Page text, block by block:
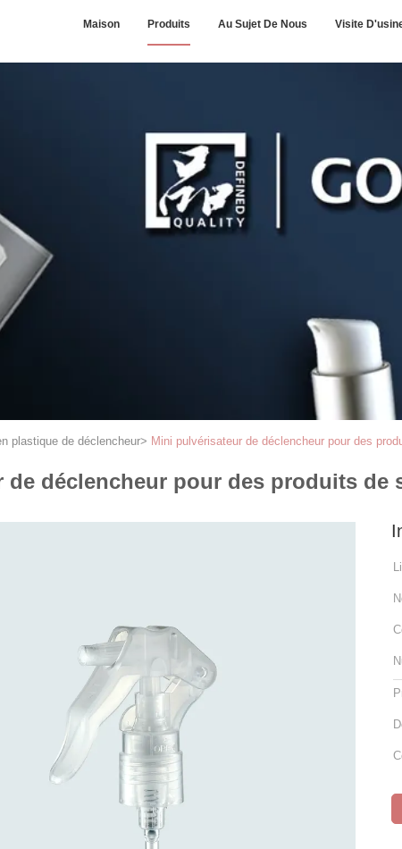
Maison Produits Au Sujet De Nous Visite
plastique de déclencheur> Mini pulvérisateur de déclencheur pour des
de déclencheur pour des produits de